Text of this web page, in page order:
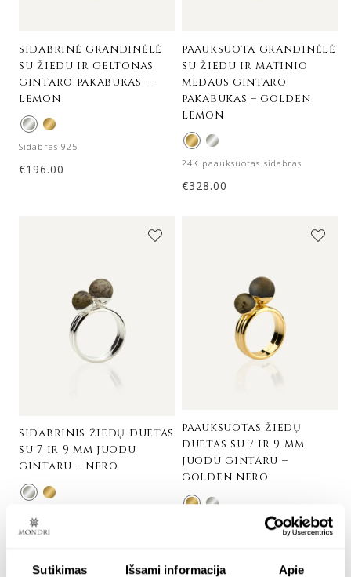
Sutikimas Išsami informacija Apie
sidabrinė grandinėlė
su žiedu ir geltonas
gintaro pakabukas –
lemon
Sidabras 925
€196.00
paauksuota grandinėlė
su žiedu ir matinio
medaus gintaro
pakabukas – golden
lemon
24K paauksuotas sidabras
€328.00
sidabrinis žiedų duetas
su 7 ir 9 mm juodu
gintaru – nero
€356.00
paauksuotas žiedų
duetas su 7 ir 9 mm
juodu gintaru –
golden nero
24K paauksuotas sidabras